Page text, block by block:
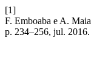
[1]
F. Emboaba e A.
p. 234–256, jul. 2016.